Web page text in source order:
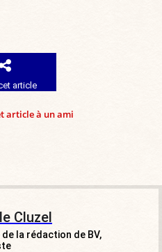
article
article à un ami
Cluzel
la rédaction de BV,